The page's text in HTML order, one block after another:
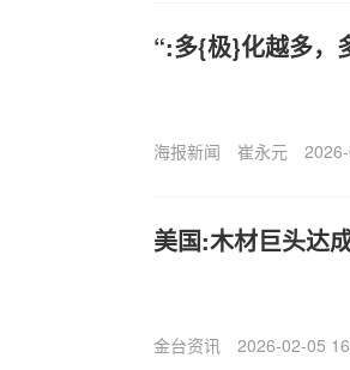
“:多{极}化越多，
海报新闻 崔永元
美国:木材巨头达
金台资讯 2026-02-05